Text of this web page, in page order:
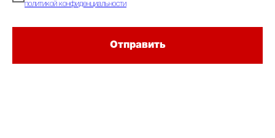
политикой конфиденциальности
Отправить